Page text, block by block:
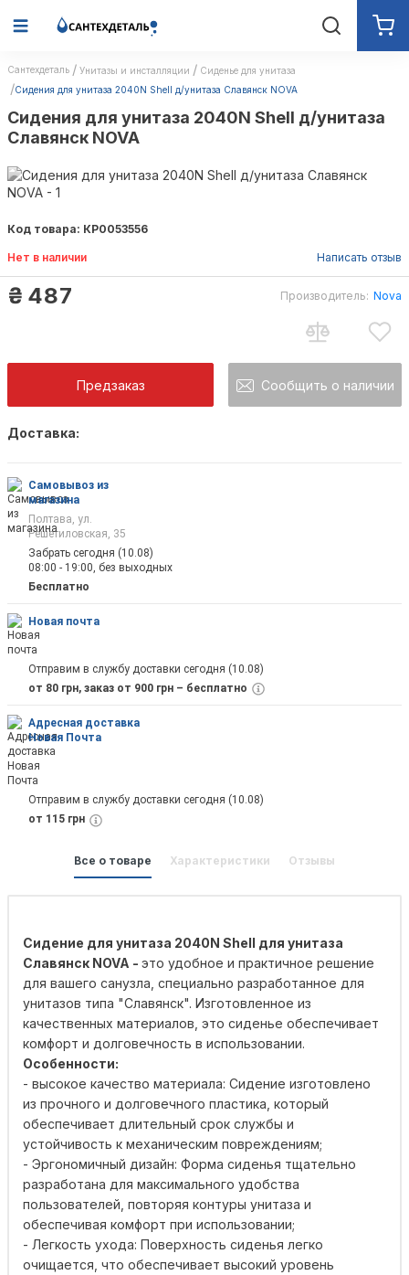
Сантехдеталь Унитазы и инсталляции
Сиденье для унитаза
Сидения для унитаза 2040N Shell д/унитаза Славянск NOVA
Сидения для унитаза 2040N Shell д/унитаза
Славянск NOVA
Код товара: КР0053556
Нет в наличии Написать отзыв
₴ 487 Производитель: Nova
Предзаказ Сообщить о наличии
Доставка:
Самовывоз из
магазина
Полтава, ул.
Решетиловская, 35
Забрать сегодня (10.08)
08:00 - 19:00, без выходных
Бесплатно
Новая почта
Отправим в службу доставки сегодня (10.08)
от 80 грн, заказ от 900 грн – бесплатно
Адресная доставка
Новая Почта
Отправим в службу доставки сегодня (10.08)
от 115 грн
Все о товаре Характеристики Отзывы
Сидение для унитаза 2040N Shell для унитаза
Славянск NOVA - это удобное и практичное решение
для вашего санузла, специально разработанное для
унитазов типа "Славянск". Изготовленное из
качественных материалов, это сиденье обеспечивает
комфорт и долговечность в использовании.
Особенности:
- высокое качество материала: Сидение изготовлено
из прочного и долговечного пластика, который
обеспечивает длительный срок службы и
устойчивость к механическим повреждениям;
- Эргономичный дизайн: Форма сиденья тщательно
разработана для максимального удобства
пользователей, повторяя контуры унитаза и
обеспечивая комфорт при использовании;
- Легкость ухода: Поверхность сиденья легко
очищается, что обеспечивает высокий уровень